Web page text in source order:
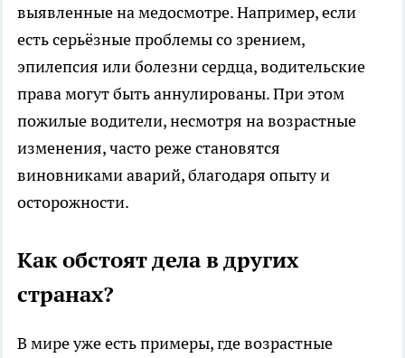
выявленные на медосмотре. Например, если
есть серьёзные проблемы со зрением,
эпилепсия или болезни сердца, водительские
права могут быть аннулированы. При этом
пожилые водители, несмотря на возрастные
изменения, часто реже становятся
виновниками аварий, благодаря опыту и
осторожности.
Как обстоят дела в других
странах?
В мире уже есть примеры, где возрастные